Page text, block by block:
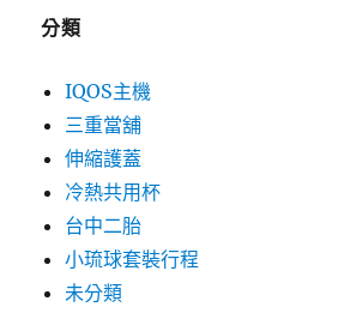
分類
IQOS主機
三重當舖
伸縮護蓋
冷熱共用杯
台中二胎
小琉球套裝行程
未分類